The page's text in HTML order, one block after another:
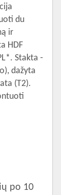
du
ir
HDF
Stakta -
dažyta
(T2).
po 10